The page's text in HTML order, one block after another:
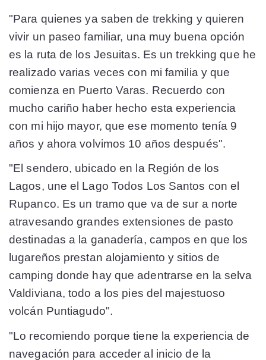
"Para quienes ya saben de trekking y quieren
vivir un paseo familiar, una muy buena opción
es la ruta de los Jesuitas. Es un trekking que he
realizado varias veces con mi familia y que
comienza en Puerto Varas. Recuerdo con
mucho cariño haber hecho esta experiencia
con mi hijo mayor, que ese momento tenía 9
años y ahora volvimos 10 años después".
"El sendero, ubicado en la Región de los
Lagos, une el Lago Todos Los Santos con el
Rupanco. Es un tramo que va de sur a norte
atravesando grandes extensiones de pasto
destinadas a la ganadería, campos en que los
lugareños prestan alojamiento y sitios de
camping donde hay que adentrarse en la selva
Valdiviana, todo a los pies del majestuoso
volcán Puntiagudo".
"Lo recomiendo porque tiene la experiencia de
navegación para acceder al inicio de la